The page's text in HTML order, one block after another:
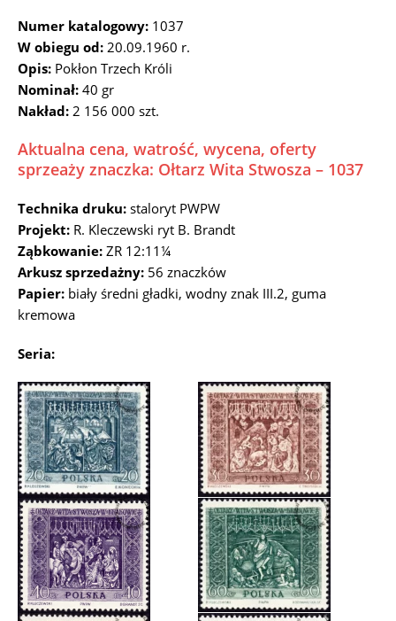
Numer katalogowy: 1037
W obiegu od: 20.09.1960 r.
Opis: Pokłon Trzech Króli
Nominał: 40 gr
Nakład: 2 156 000 szt.
Aktualna cena, watrość, wycena, oferty
sprzeaży znaczka: Ołtarz Wita Stwosza – 1037
Technika druku: staloryt PWPW
Projekt: R. Kleczewski ryt B. Brandt
Ząbkowanie: ZR 12:11¼
Arkusz sprzedażny: 56 znaczków
Papier: biały średni gładki, wodny znak III.2, guma
kremowa
Seria: